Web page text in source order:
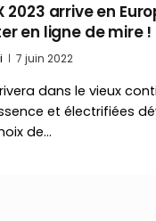
2023 arrive en
en ligne de mire !
7 juin 2022
dans le vieux
et électrifiées
de…